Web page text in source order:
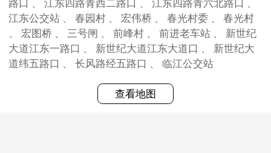
路口 、 江东四路青西二路口 、 江东四路青六北路口 、
江东公交站 、 春园村 、 宏伟桥 、 春光村委 、 春光村
、 宏图桥 、 三号闸 、 前峰村 、 前进老车站 、 新世纪
大道江东一路口 、 新世纪大道江东大道口 、 新世纪大
道纬五路口 、 长风路经五路口 、 临江公交站
查看地图